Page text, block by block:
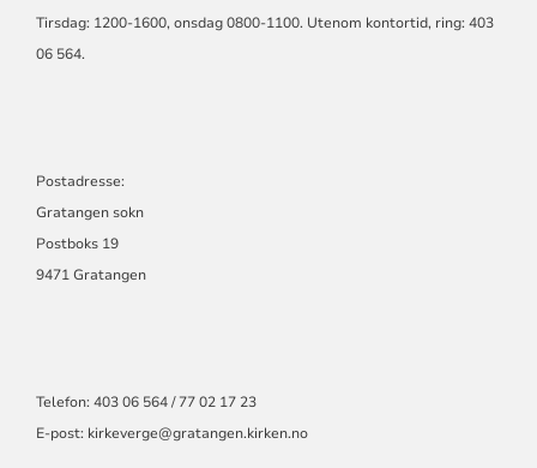
Tirsdag: 1200-1600, onsdag 0800-1100. Utenom kontortid, ring: 403
06 564.
Postadresse:
Gratangen sokn
Postboks 19
9471 Gratangen
Telefon: 403 06 564 / 77 02 17 23
E-post: kirkeverge@gratangen.kirken.no